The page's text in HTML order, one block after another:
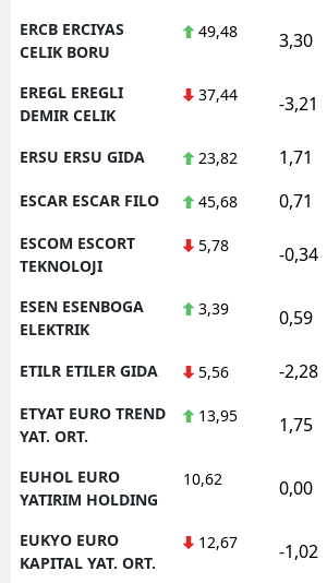
ERCB ERCIYAS
CELIK BORU
49,48 3,30
EREGL EREGLI
DEMIR CELIK
37,44 -3,21
ERSU ERSU GIDA 23,82 1,71
ESCAR ESCAR FILO 45,68 0,71
ESCOM ESCORT
TEKNOLOJI
5,78 -0,34
ESEN ESENBOGA
ELEKTRIK
3,39 0,59
ETILR ETILER GIDA 5,56 -2,28
ETYAT EURO TREND
YAT. ORT.
13,95 1,75
EUHOL EURO
YATIRIM HOLDING
10,62 0,00
EUKYO EURO
KAPITAL YAT. ORT.
12,67 -1,02